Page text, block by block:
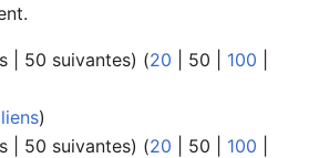
50 suivantes) (20 50 100
)
50 suivantes) (20 50 100